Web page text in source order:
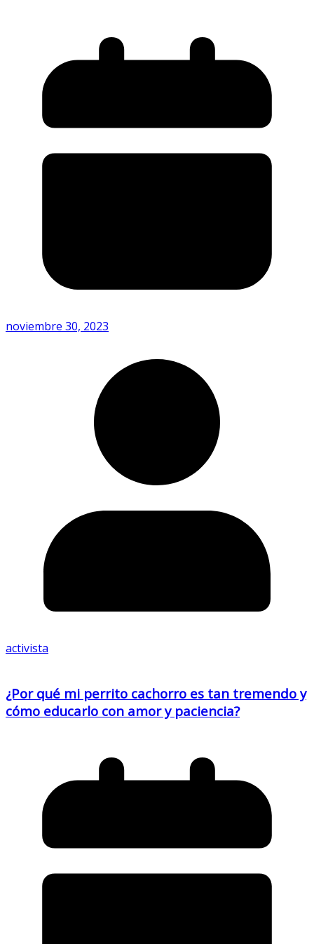
noviembre 30, 2023
activista
¿Por qué mi perrito cachorro es tan tremendo y
cómo educarlo con amor y paciencia?